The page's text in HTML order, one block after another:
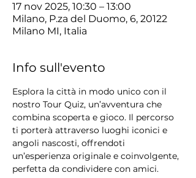
17 nov 2025, 10:30 – 13:00
Milano, P.za del Duomo, 6, 20122
Milano MI, Italia
Info sull'evento
Esplora la città in modo unico con il
nostro Tour Quiz, un’avventura che
combina scoperta e gioco. Il percorso
ti porterà attraverso luoghi iconici e
angoli nascosti, offrendoti
un’esperienza originale e coinvolgente,
perfetta da condividere con amici.